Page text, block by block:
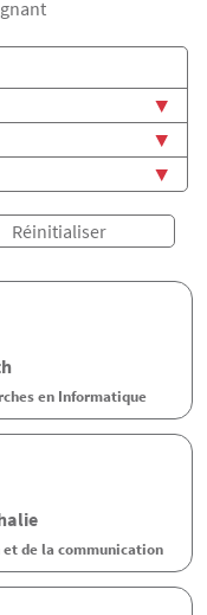
en Informatique
de la communication